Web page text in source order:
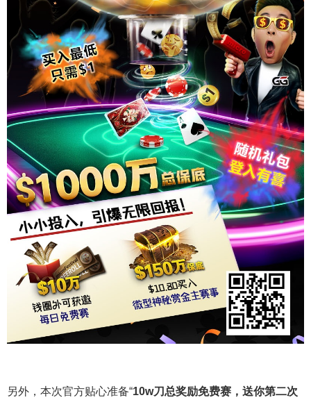
另外，本次官方贴心准备“10w刀 总奖励免费赛，送你第二次